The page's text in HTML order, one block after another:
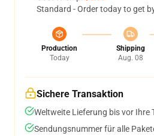
Standard - Order today to get
Production
Today
Shipping
Aug. 08
Sichere Transaktion
Weltweite Lieferung bis vor Ihre
Sendungsnummer für alle